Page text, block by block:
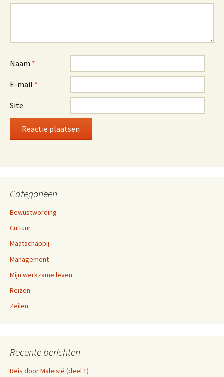
Naam *
E-mail *
Site
Categorieën
Bewustwording
Cultuur
Maatschappij
Management
Mijn werkzame leven
Reizen
Zeilen
Recente berichten
Reis door Maleisië (deel 1)